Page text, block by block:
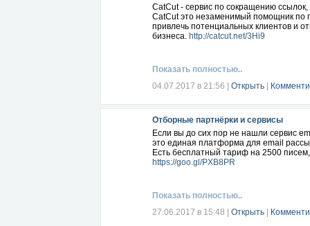
CatCut - сервис по сокращению
CatCut это незаменимый помощник по
привлечь потенциальных клиентов и
бизнеса. http://catcut.net/3Hi9
Показать полностью..
04.07.2017 в 21:56
Открыть
Отборные партнёрки и сервисы
Если вы до сих пор не нашли сервис
это единая платформа для email
Есть бесплатный тариф на 2500
https://goo.gl/PXB8PR
Показать полностью..
27.06.2017 в 15:48
Открыть